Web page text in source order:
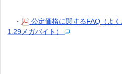
・
公定価格に関するFAQ（よ
1.29メガバイト）